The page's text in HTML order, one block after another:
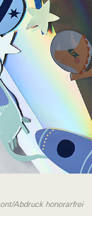
Abdruck honorarfrei